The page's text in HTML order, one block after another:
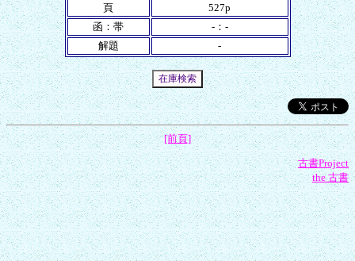
頁
527p
函：帯
-：-
解題
-
[前頁]
古書Project
the 古書